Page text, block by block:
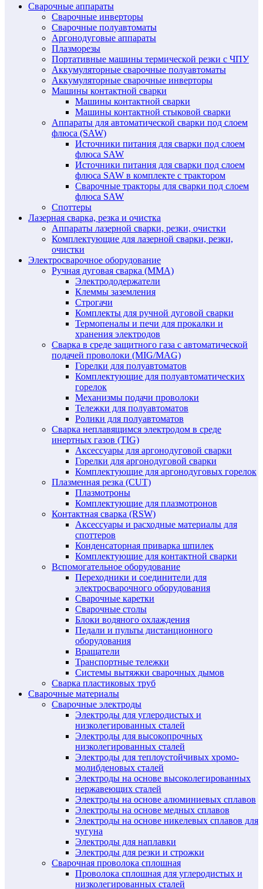
Сварочные аппараты
Сварочные инверторы
Сварочные полуавтоматы
Аргонодуговые аппараты
Плазморезы
Портативные машины термической резки с ЧПУ
Аккумуляторные сварочные полуавтоматы
Аккумуляторные сварочные инверторы
Машины контактной сварки
Машины контактной сварки
Машины контактной стыковой сварки
Аппараты для автоматической сварки под слоем
флюса (SAW)
Источники питания для сварки под слоем
флюса SAW
Источники питания для сварки под слоем
флюса SAW в комплекте с трактором
Сварочные тракторы для сварки под слоем
флюса SAW
Споттеры
Лазерная сварка, резка и очистка
Аппараты лазерной сварки, резки, очистки
Комплектующие для лазерной сварки, резки,
очистки
Электросварочное оборудование
Ручная дуговая сварка (MMA)
Электрододержатели
Клеммы заземления
Строгачи
Комплекты для ручной дуговой сварки
Термопеналы и печи для прокалки и
хранения электродов
Сварка в среде защитного газа с автоматической
подачей проволоки (MIG/MAG)
Горелки для полуавтоматов
Комплектующие для полуавтоматических
горелок
Механизмы подачи проволоки
Тележки для полуавтоматов
Ролики для полуавтоматов
Сварка неплавящимся электродом в среде
инертных газов (TIG)
Аксессуары для аргонодуговой сварки
Горелки для аргонодуговой сварки
Комплектующие для аргонодуговых горелок
Плазменная резка (CUT)
Плазмотроны
Комплектующие для плазмотронов
Контактная сварка (RSW)
Аксессуары и расходные материалы для
споттеров
Конденсаторная приварка шпилек
Комплектующие для контактной сварки
Вспомогательное оборудование
Переходники и соединители для
электросварочного оборудования
Сварочные каретки
Сварочные столы
Блоки водяного охлаждения
Педали и пульты дистанционного
оборудования
Вращатели
Транспортные тележки
Системы вытяжки сварочных дымов
Сварка пластиковых труб
Сварочные материалы
Сварочные электроды
Электроды для углеродистых и
низколегированных сталей
Электроды для высокопрочных
низколегированных сталей
Электроды для теплоустойчивых хромо-
молибденовых сталей
Электроды на основе высоколегированных
нержавеющих сталей
Электроды на основе алюминиевых сплавов
Электроды на основе медных сплавов
Электроды на основе никелевых сплавов для
чугуна
Электроды для наплавки
Электроды для резки и строжки
Сварочная проволока сплошная
Проволока сплошная для углеродистых и
низколегированных сталей